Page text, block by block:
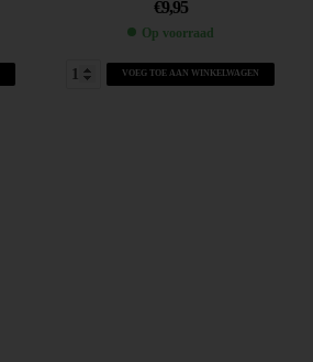
€9,95
Op voorraad
VOEG TOE AAN WINKELWAGEN